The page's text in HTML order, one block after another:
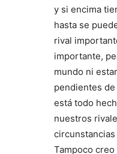
y si encima
hasta se
rival
importante,
mundo ni
pendientes
está todo
nuestros
Tampoco